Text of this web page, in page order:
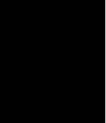
de Deadpool y
poco convencional.